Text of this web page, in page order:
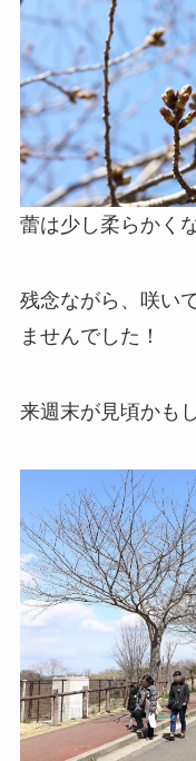
蕾は少し柔らかく
残念ながら、咲い
ませんでした！
来週末が見頃かも